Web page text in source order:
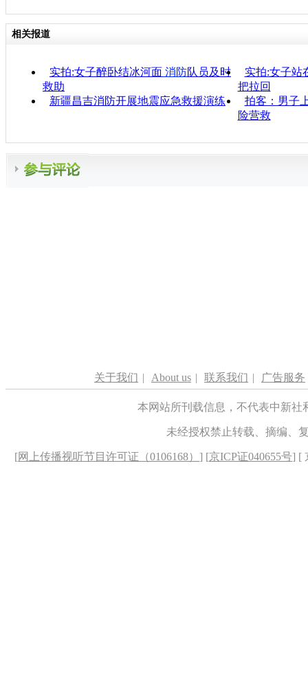
相关报道
实拍:女子醉卧结冰河面 消防队员及时
救助
实拍:女子站
把拉回
新疆昌吉消防开展地震应急救援演练
拍客：男子
险营救
关于我们 | About us | 联系我们 | 广告服务
本网站所刊载信息，不代表中新
未经授权禁止转载、摘编、
[网上传播视听节目许可证（0106168） ] [京ICP证040655号] [